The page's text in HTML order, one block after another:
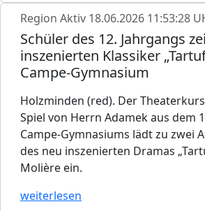
Region Aktiv 18.06.2026 11:53:28
Schüler des 12. Jahrgangs
inszenierten Klassiker
Campe-Gymnasium
Holzminden (red). Der
Spiel von Herrn Adamek aus dem
Campe-Gymnasiums lädt zu zwei
des neu inszenierten Dramas
Molière ein.
weiterlesen